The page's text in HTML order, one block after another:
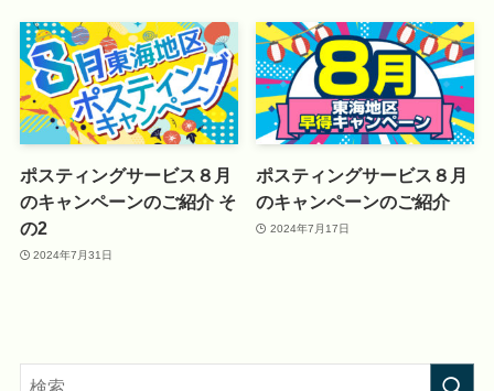
ポスティングサービス８月
のキャンペーンのご紹介 そ
の2
2024年7月31日
ポスティングサービス８月
のキャンペーンのご紹介
2024年7月17日